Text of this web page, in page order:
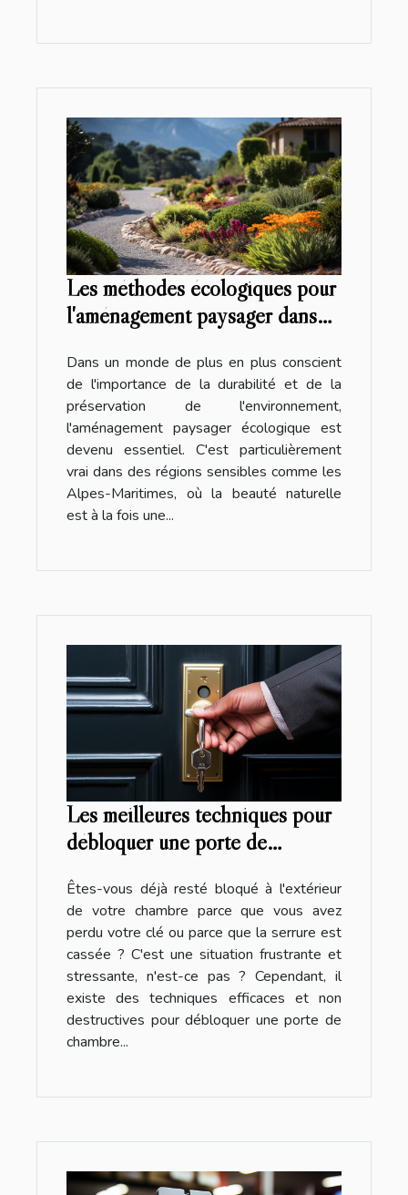
Les méthodes écologiques pour
l'aménagement paysager dans
Dans un monde de plus en plus conscient
de l'importance de la durabilité et de la
préservation de l'environnement,
l'aménagement paysager écologique est
devenu essentiel. C'est particulièrement
vrai dans des régions sensibles comme les
Alpes-Maritimes, où la beauté naturelle
est à la fois une...
Les meilleures techniques pour
débloquer une porte de
Êtes-vous déjà resté bloqué à l'extérieur
de votre chambre parce que vous avez
perdu votre clé ou parce que la serrure est
cassée ? C'est une situation frustrante et
stressante, n'est-ce pas ? Cependant, il
existe des techniques efficaces et non
destructives pour débloquer une porte de
chambre...